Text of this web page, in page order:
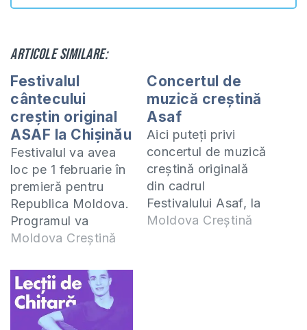
Articole similare:
Festivalul
cântecului
creștin original
ASAF la Chișinău
Festivalul va avea
loc pe 1 februarie în
premieră pentru
Republica Moldova.
Programul va
cuprinde seminare,
concert la care veți
putea auzi doar
piese compuse de
interpreții autohtoni.
Moldova Creștină
Concertul de
muzică creștină
Asaf
Aici puteți privi
concertul de muzică
creștină originală
din cadrul
Festivalului Asaf, la
care au evoluat
Moldova Creștină